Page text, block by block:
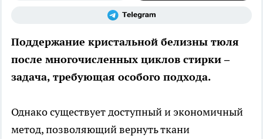
Поддержание кристальной белизны тюля
после многочисленных циклов стирки –
задача, требующая особого подхода.
Однако существует доступный и экономичный
метод, позволяющий вернуть ткани